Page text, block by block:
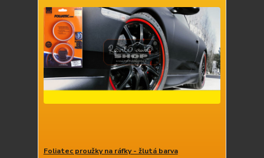
Foliatec proužky na ráfky - žlutá barva